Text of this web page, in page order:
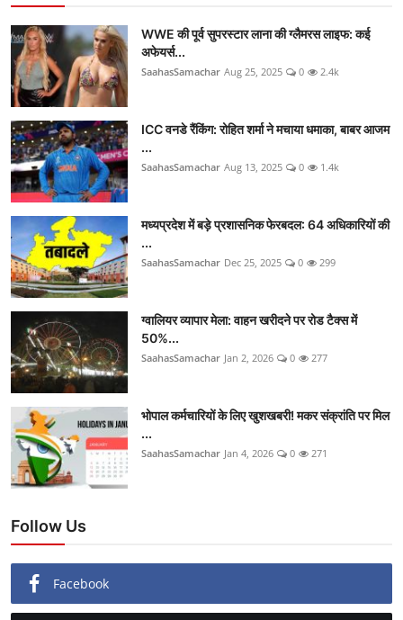
WWE की पूर्व सुपरस्टार लाना की ग्लैमरस लाइफ: कई
अफेयर्स...
SaahasSamachar Aug 25, 2025 0 2.4k
ICC वनडे रैंकिंग: रोहित शर्मा ने मचाया धमाका, बाबर आजम
...
SaahasSamachar Aug 13, 2025 0 1.4k
मध्यप्रदेश में बड़े प्रशासनिक फेरबदल: 64 अधिकारियों की
...
SaahasSamachar Dec 25, 2025 0 299
ग्वालियर व्यापार मेला: वाहन खरीदने पर रोड टैक्स में
50%...
SaahasSamachar Jan 2, 2026 0 277
भोपाल कर्मचारियों के लिए खुशखबरी! मकर संक्रांति पर मिल
...
SaahasSamachar Jan 4, 2026 0 271
Follow Us
Facebook